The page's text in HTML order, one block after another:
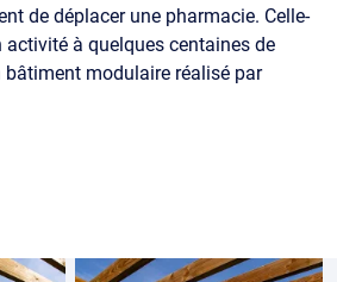
de déplacer une pharmacie. Celle-
à quelques centaines de
bâtiment modulaire réalisé par